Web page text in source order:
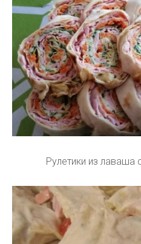
Рулетики из лаваша